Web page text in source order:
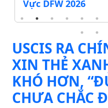
USCIS RA
XIN THẺ
KHÓ HƠN,
CHƯA CHẮC